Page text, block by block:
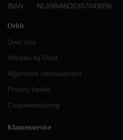
IBAN: NL69RABO0357049896
Orbit
Over ons
Werken bij Orbit
Algemene voorwaarden
Privacy beleid
Cookieverklaring
Klantenservice